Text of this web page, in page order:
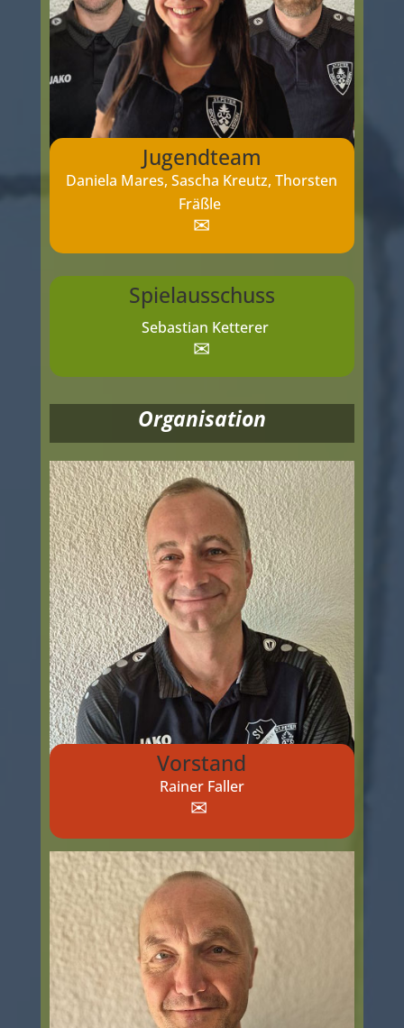
Jugendteam
Daniela Mares, Sascha Kreutz, Thorsten
Fräßle
✉
Spielausschuss
Sebastian Ketterer
✉
Organisation
Vorstand
Rainer Faller
✉